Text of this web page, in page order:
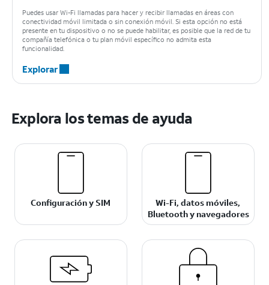
Puedes usar Wi-Fi llamadas para hacer y recibir llamadas en áreas con
conectividad móvil limitada o sin conexión móvil. Si esta opción no está
presente en tu dispositivo o no se puede habilitar, es posible que la red de tu
compañía telefónica o tu plan móvil específico no admita esta
funcionalidad.
Explorar
Explora los temas de ayuda
Configuración y SIM
Wi-Fi, datos móviles,
Bluetooth y navegadores